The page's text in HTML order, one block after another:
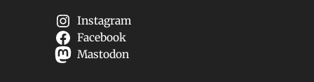
Instagram
Facebook
Mastodon